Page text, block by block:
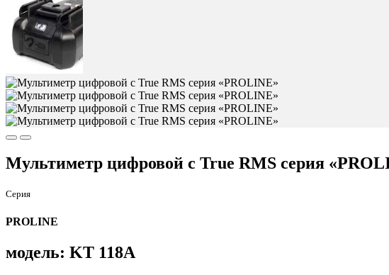
Мультиметр цифровой c True RMS серия
Серия
PROLINE
модель: KT 118A